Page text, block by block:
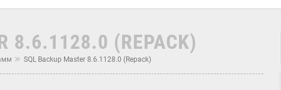
8.6.1128.0 (REPACK)
SQL Backup Master 8.6.1128.0 (Repack)